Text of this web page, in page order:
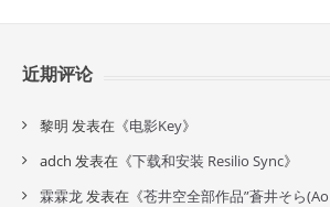
近期评论
黎明 发表在《电影Key》
adch 发表在《下载和安装 Resilio Sync》
霖霖龙发表在《苍井空全部作品”蒼井そら